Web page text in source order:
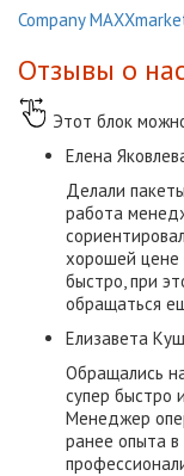
Company
Отзывы о
Этот блок
Елена
Делали
работа
хорошей цене
быстро, при
обращаться
Елизавета
Обращались
супер быстро
Менеджер
ранее опыта в